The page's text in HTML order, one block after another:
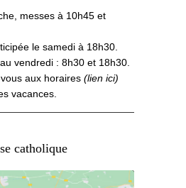
messes à 10h45 et
le samedi à 18h30.
vendredi : 8h30 et 18h30.
aux horaires (lien ici)
vacances.
catholique